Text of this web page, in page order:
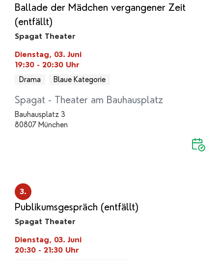
Ballade der Mädchen vergangener Zeit
(entfällt)
Spagat Theater
Dienstag, 03. Juni
19:30 - 20:30 Uhr
Drama
Blaue Kategorie
Spagat - Theater am Bauhausplatz
Bauhausplatz 3
80807 München
3.
Publikumsgespräch (entfällt)
Spagat Theater
Dienstag, 03. Juni
20:30 - 21:30 Uhr